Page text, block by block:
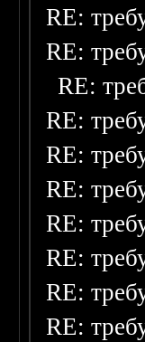
RE:
RE:
RE:
RE:
RE:
RE:
RE:
RE:
RE:
RE: